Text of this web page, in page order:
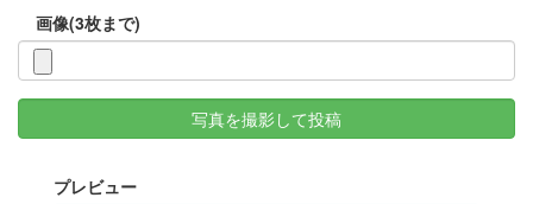
画像(3枚まで)
写真を撮影して投稿
プレビュー